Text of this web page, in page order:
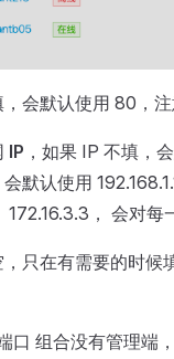
会默认使用 80，
IP ，如果 IP 不填，
会默认使用
172.16.3.3， 会对
只在有需要的时候
口 组合没有管理端